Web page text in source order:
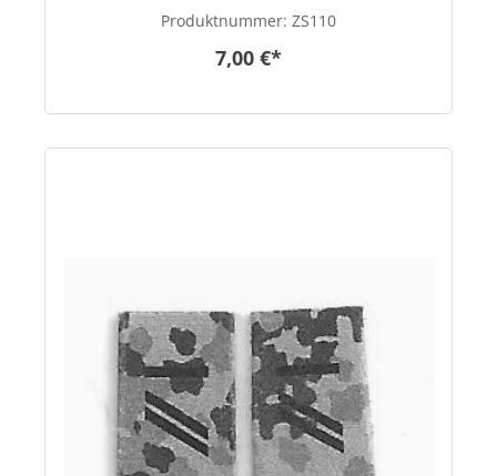
Produktnummer: ZS110
7,00 €*